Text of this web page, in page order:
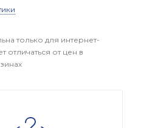
только для интернет-
отличаться от цен в